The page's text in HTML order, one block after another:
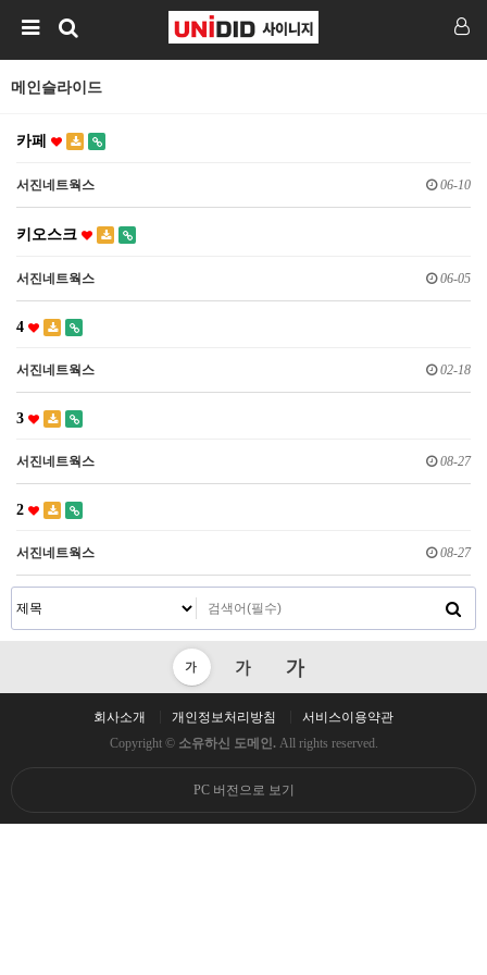
메인슬라이드
카페
서진네트웍스 06-10
키오스크
서진네트웍스 06-05
4
서진네트웍스 02-18
3
서진네트웍스 08-27
2
서진네트웍스 08-27
회사소개 개인정보처리방침
서비스이용약관
Copyright © 소유하신 도메인. All rights reserved.
PC 버전으로 보기